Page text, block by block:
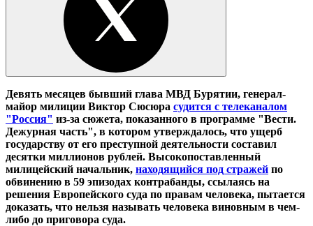
Девять месяцев бывший глава МВД Бурятии, генерал-
майор милиции Виктор Сюсюра судится с телеканалом
"Россия" из-за сюжета, показанного в программе "Вести.
Дежурная часть", в котором утверждалось, что ущерб
государству от его преступной деятельности составил
десятки миллионов рублей. Высокопоставленный
милицейский начальник, находящийся под стражей по
обвинению в 59 эпизодах контрабанды, ссылаясь на
решения Европейского суда по правам человека, пытается
доказать, что нельзя называть человека виновным в чем-
либо до приговора суда.